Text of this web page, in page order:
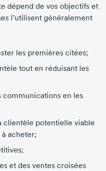
dépend de vos objectifs et
l’utilisent généralement
les premières citées;
tout en réduisant les
en les
clientèle potentielle viable
à acheter;
et des ventes croisées